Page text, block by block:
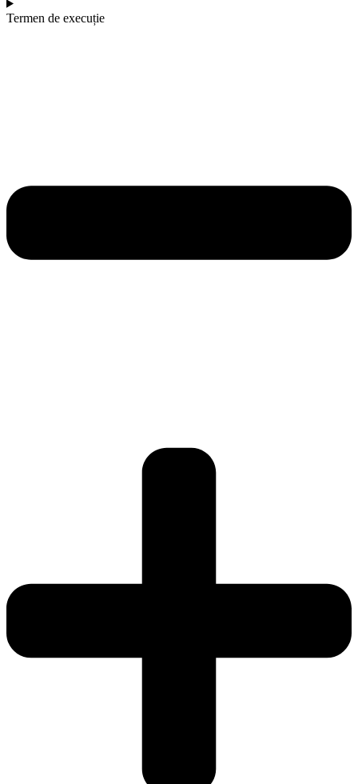
Termen de execuție